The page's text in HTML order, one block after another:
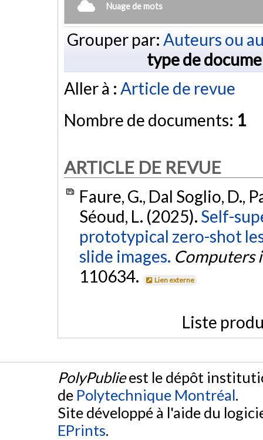
Nuage de mots
Grouper par: Auteurs ou
type de
Aller à : Article de revue
Nombre de documents: 1
ARTICLE DE REVUE
Faure, G., Dal Soglio, D.,
Séoud, L. (2025). Self-
prototypical zero-shot
slide images. Computers
110634.
Lien externe
Liste
PolyPublieest le dépôt
de Polytechnique Montréal.
Site développé à l'aide du
EPrints.